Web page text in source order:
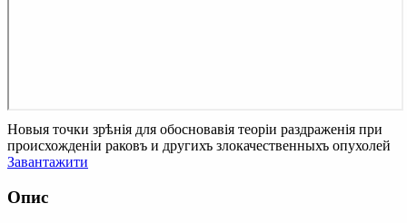
Новыя точки зрѣнія для обосновавія теоріи раздраженія при
происхожденіи раковъ и другихъ злокачественныхъ опухолей
Завантажити
Опис